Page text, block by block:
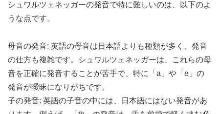
シュワルツェネッガーの発音で特に難しいのは、以下のよ
うな点です。
母音の発音: 英語の母音は日本語よりも種類が多く、発音
の仕方も複雑です。シュワルツェネッガーは、これらの母
音を正確に発音することが苦手で、特に「a」や「e」の
発音が曖昧になりがちです。
子の発音: 英語の子音の中には、日本語にはない発音があ